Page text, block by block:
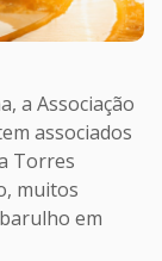
a Associação
associados
Torres
muitos
em